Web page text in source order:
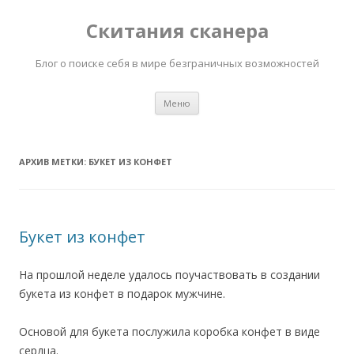
Скитания сканера
Блог о поиске себя в мире безграничных возможностей
Меню
АРХИВ МЕТКИ: БУКЕТ ИЗ КОНФЕТ
Букет из конфет
На прошлой неделе удалось поучаствовать в создании
букета из конфет в подарок мужчине.
Основой для букета послужила коробка конфет в виде
сердца.